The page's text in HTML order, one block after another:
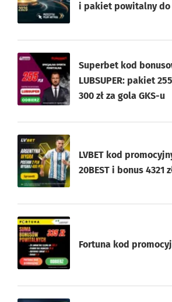
i pakiet powitalny do
Superbet kod
LUBSUPER: pakiet
300 zł za gola GKS-u
LVBET kod
20BEST i bonus 4321
Fortuna kod